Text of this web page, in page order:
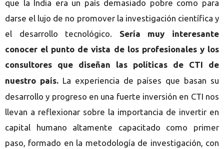
que la India era un país demasiado pobre como para
darse el lujo de no promover la investigación científica y
el desarrollo tecnológico. Sería muy interesante
conocer el punto de vista de los profesionales y los
consultores que diseñan las políticas de CTI de
nuestro país. La experiencia de países que basan su
desarrollo y progreso en una fuerte inversión en CTI nos
llevan a reflexionar sobre la importancia de invertir en
capital humano altamente capacitado como primer
paso, formado en la metodología de investigación, con